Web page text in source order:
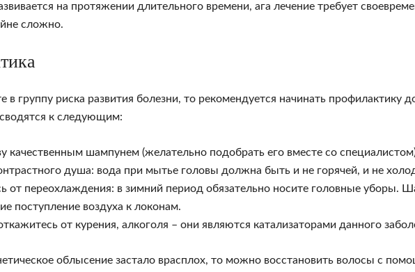
на протяжении длительного времени, ага лечение требует
сложно.
в группу риска развития болезни, то рекомендуется начинать профилактику
к следующим:
качественным шампунем (желательно подобрать его вместе со
душа: вода при мытье головы должна быть и не горячей, и не
от переохлаждения: в зимний период обязательно носите головные уборы.
поступление воздуха к локонам.
от курения, алкоголя – они являются катализаторами данного
облысение застало врасплох, то можно восстановить волосы с